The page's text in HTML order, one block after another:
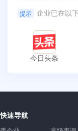
提示 企业已在以
今日头条
快速导航